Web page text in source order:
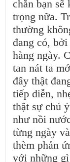
chắn bạn sẽ
trọng nữa.
thường
đang có,
hàng ngày.
tan nát ta
đây thật
tiếp diễn,
thật sự chú
như nồi
từng ngày
thèm phản
với những